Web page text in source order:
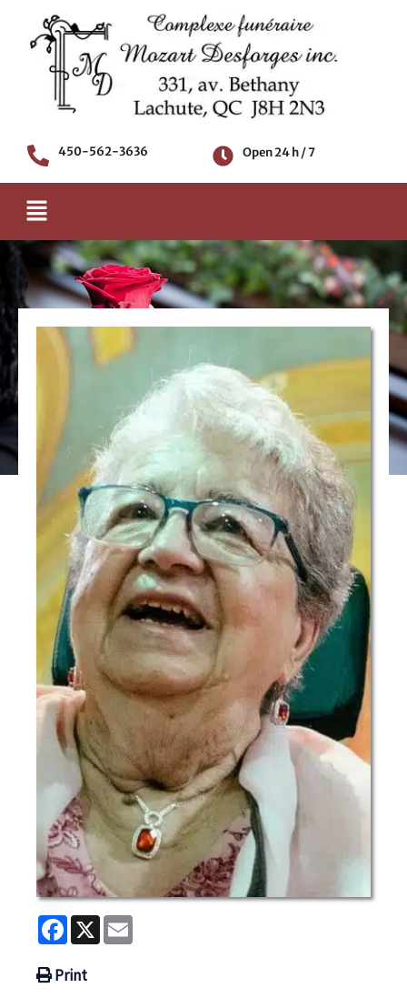
content
450-562-3636 Open 24 h / 7
Menu
Death notice
Facebook
X
Print